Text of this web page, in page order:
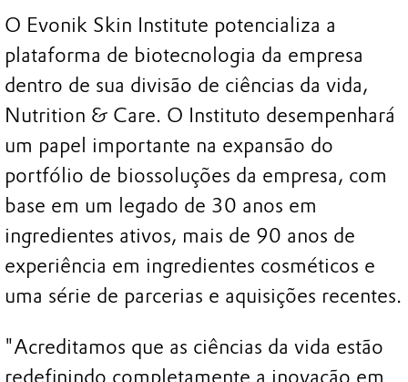
O Evonik Skin Institute potencializa a
plataforma de biotecnologia da empresa
dentro de sua divisão de ciências da vida,
Nutrition & Care. O Instituto desempenhará
um papel importante na expansão do
portfólio de biossoluções da empresa, com
base em um legado de 30 anos em
ingredientes ativos, mais de 90 anos de
experiência em ingredientes cosméticos e
uma série de parcerias e aquisições recentes.
"Acreditamos que as ciências da vida estão
redefinindo completamente a inovação em